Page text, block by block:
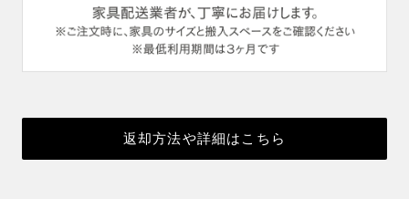
返却方法や詳細はこちら